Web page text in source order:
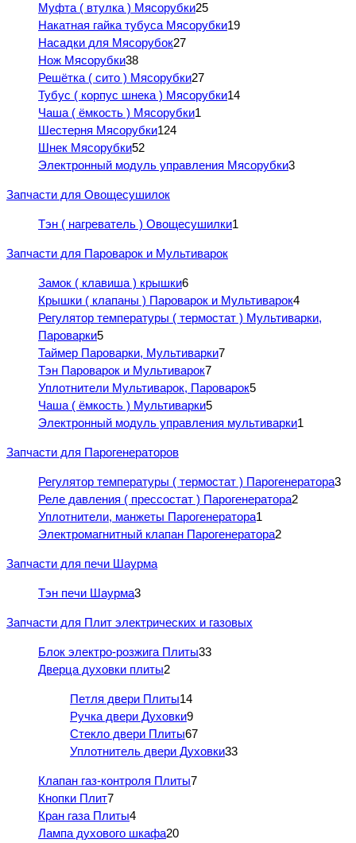
Муфта ( втулка ) Мясорубки25
Накатная гайка тубуса Мясорубки19
Насадки для Мясорубок27
Нож Мясорубки38
Решётка ( сито ) Мясорубки27
Тубус ( корпус шнека ) Мясорубки14
Чаша ( ёмкость ) Мясорубки1
Шестерня Мясорубки124
Шнек Мясорубки52
Электронный модуль управления Мясорубки3
Запчасти для Овощесушилок
Тэн ( нагреватель ) Овощесушилки1
Запчасти для Пароварок и Мультиварок
Замок ( клавиша ) крышки6
Крышки ( клапаны ) Пароварок и Мультиварок4
Регулятор температуры ( термостат ) Мультиварки,
Пароварки5
Таймер Пароварки, Мультиварки7
Тэн Пароварок и Мультиварок7
Уплотнители Мультиварок, Пароварок5
Чаша ( ёмкость ) Мультиварки5
Электронный модуль управления мультиварки1
Запчасти для Парогенераторов
Регулятор температуры ( термостат ) Парогенератора3
Реле давления ( прессостат ) Парогенератора2
Уплотнители, манжеты Парогенератора1
Электромагнитный клапан Парогенератора2
Запчасти для печи Шаурма
Тэн печи Шаурма3
Запчасти для Плит электрических и газовых
Блок электро-розжига Плиты33
Дверца духовки плиты2
Петля двери Плиты14
Ручка двери Духовки9
Стекло двери Плиты67
Уплотнитель двери Духовки33
Клапан газ-контроля Плиты7
Кнопки Плит7
Кран газа Плиты4
Лампа духового шкафа20